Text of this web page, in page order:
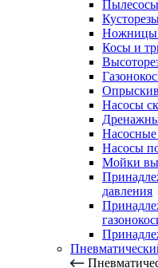
Пылесосы
Ножницы
Косы и
Насосы
Насосы
Мойки
давления